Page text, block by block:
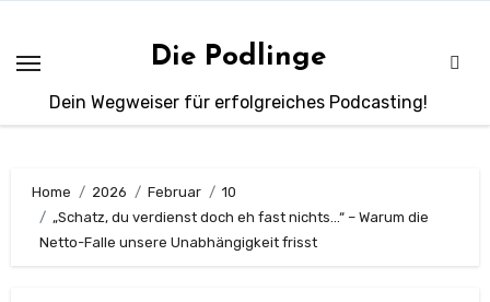
springen
Die Podlinge
Dein Wegweiser für erfolgreiches Podcasting!
Home 2026 Februar
10
„Schatz, du verdienst doch eh fast nichts…“ – Warum die
Netto-Falle unsere Unabhängigkeit frisst